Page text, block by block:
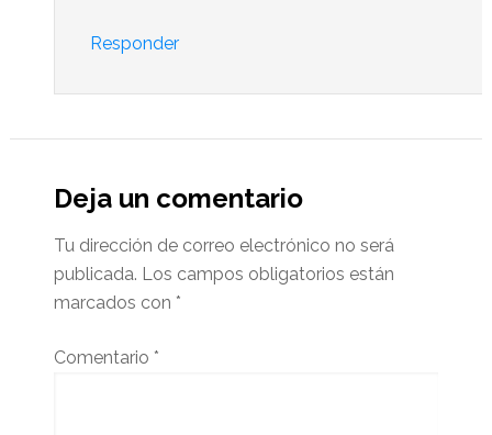
Responder
Deja un comentario
Tu dirección de correo electrónico no será
publicada. Los campos obligatorios están
marcados con *
Comentario *